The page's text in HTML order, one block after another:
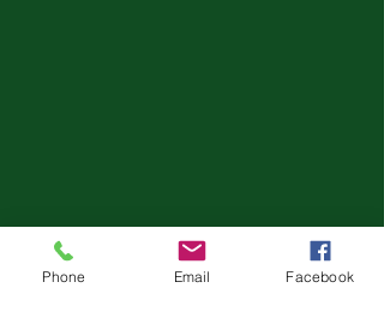
Phone Email Facebook